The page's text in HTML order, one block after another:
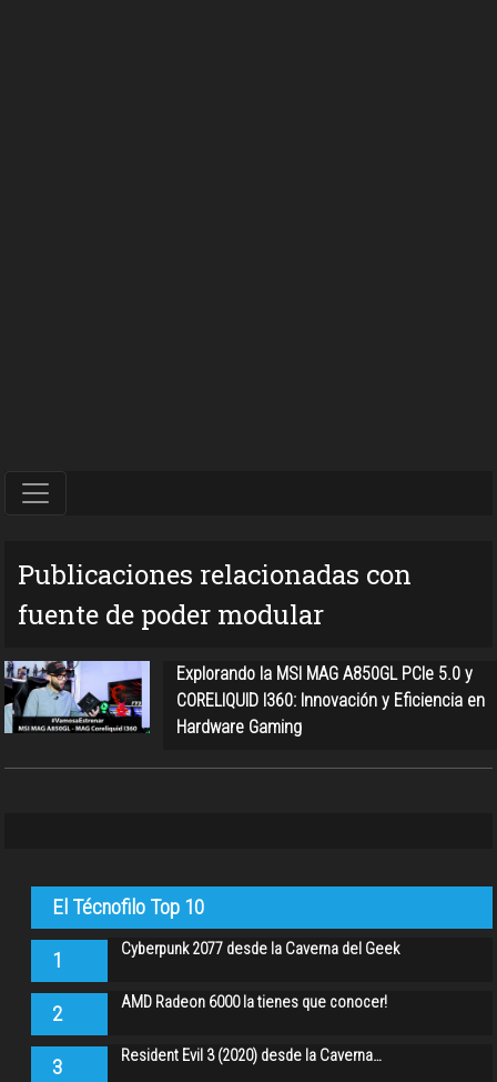
Publicaciones relacionadas con
fuente de poder modular
Explorando la MSI MAG A850GL PCIe 5.0 y
CORELIQUID I360: Innovación y Eficiencia en
Hardware Gaming
El Técnofilo Top 10
1 Cyberpunk 2077 desde la Caverna del Geek
2 AMD Radeon 6000 la tienes que conocer!
3 Resident Evil 3 (2020) desde la Caverna…